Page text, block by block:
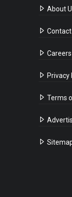
About
Contact
Careers
Privacy
Terms